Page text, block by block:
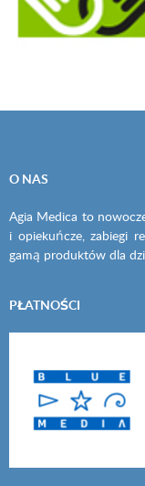
O NAS
Agia Medica to
i opiekuńcze, zabiegi
gamą produktów dla
PŁATNOŚCI